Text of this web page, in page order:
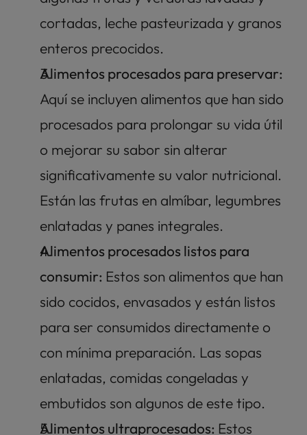
cortadas, leche pasteurizada y granos
enteros precocidos.
Aquí se incluyen alimentos que han sido
procesados para prolongar su vida útil
o mejorar su sabor sin alterar
significativamente su valor nutricional.
Están las frutas en almíbar, legumbres
enlatadas y panes integrales.
Alimentos procesados listos para
consumir: Estos son alimentos que han
sido cocidos, envasados y están listos
para ser consumidos directamente o
con mínima preparación. Las sopas
enlatadas, comidas congeladas y
embutidos son algunos de este tipo.
Alimentos ultraprocesados: Estos